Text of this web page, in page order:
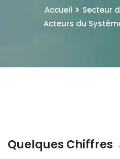
Accueil
Secteur
Acteurs du
Quelques Chiffres